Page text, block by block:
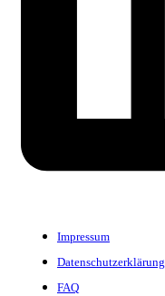
Impressum
Datenschutzerklärung
FAQ